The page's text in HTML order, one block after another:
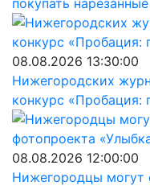
покупать
08.08.2026 13:30:00
Нижегородских
конкурс «Пробация:
08.08.2026 12:00:00
Нижегородцы могут